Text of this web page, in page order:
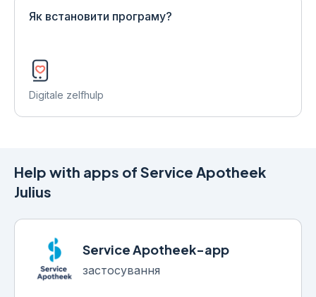
Як встановити програму?
Digitale zelfhulp
Help with apps of Service Apotheek
Julius
Service Apotheek-app
застосування